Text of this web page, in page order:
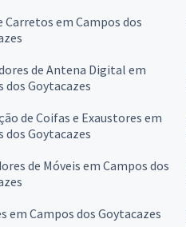
Carretos em Campos dos
de Antena Digital em
dos Goytacazes
de Coifas e Exaustores em
dos Goytacazes
de Móveis em Campos dos
em Campos dos Goytacazes